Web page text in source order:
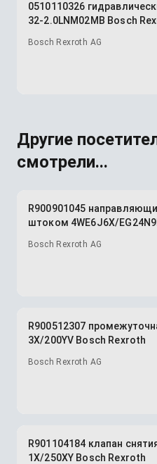
0510110326
32-2.0LNM02MB Bosch
Bosch Rexroth AG
Другие
смотрели...
R900901045
штоком 4WE6J6X/
Bosch Rexroth AG
R900512307
3X/200YV Bosch Rexroth
Bosch Rexroth AG
R901104184 клапан
1X/250XY Bosch Rexroth